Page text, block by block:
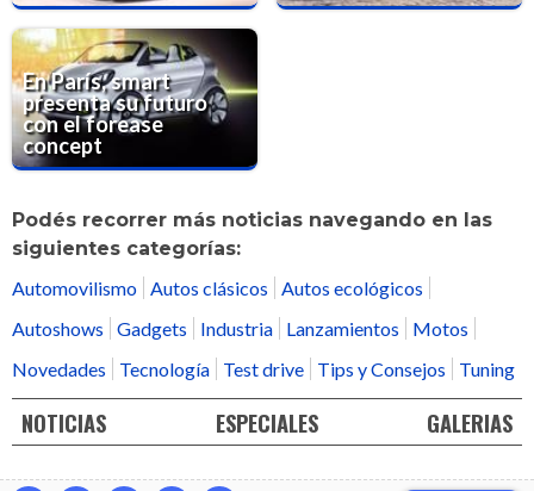
En París, smart
presenta su futuro
con el forease
concept
Podés recorrer más noticias navegando en las
siguientes categorías:
Automovilismo Autos clásicos
Autos ecológicos
Autoshows
Gadgets Industria Lanzamientos
Motos
Novedades
Tecnología Test drive Tips y Consejos Tuning
NOTICIAS ESPECIALES GALERIAS